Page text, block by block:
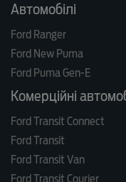
Автомобілі
Ford Ranger
Ford New Puma
Ford Puma Gen-E
Комерційні
Ford Transit Connect
Ford Transit
Ford Transit Van
Ford Transit Courier